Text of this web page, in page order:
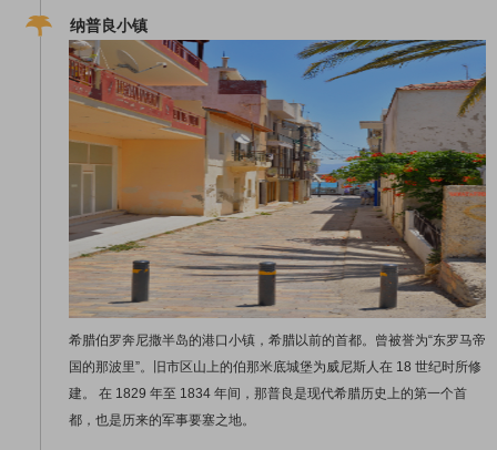
纳普良小镇
希腊伯罗奔尼撒半岛的港口小镇，希腊以前的首都。曾被誉为“东罗马帝
国的那波里”。旧市区山上的伯那米底城堡为威尼斯人在 18 世纪时所修
建。 在 1829 年至 1834 年间，那普良是现代希腊历史上的第一个首
都，也是历来的军事要塞之地。